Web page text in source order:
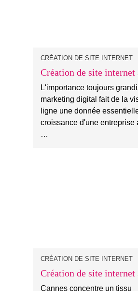
CRÉATION DE SITE INTERNET
Création de site internet
L'importance toujours
marketing digital fait de la
ligne une donnée
croissance d'une entreprise
…
CRÉATION DE SITE INTERNET
Création de site internet
Cannes concentre un tissu